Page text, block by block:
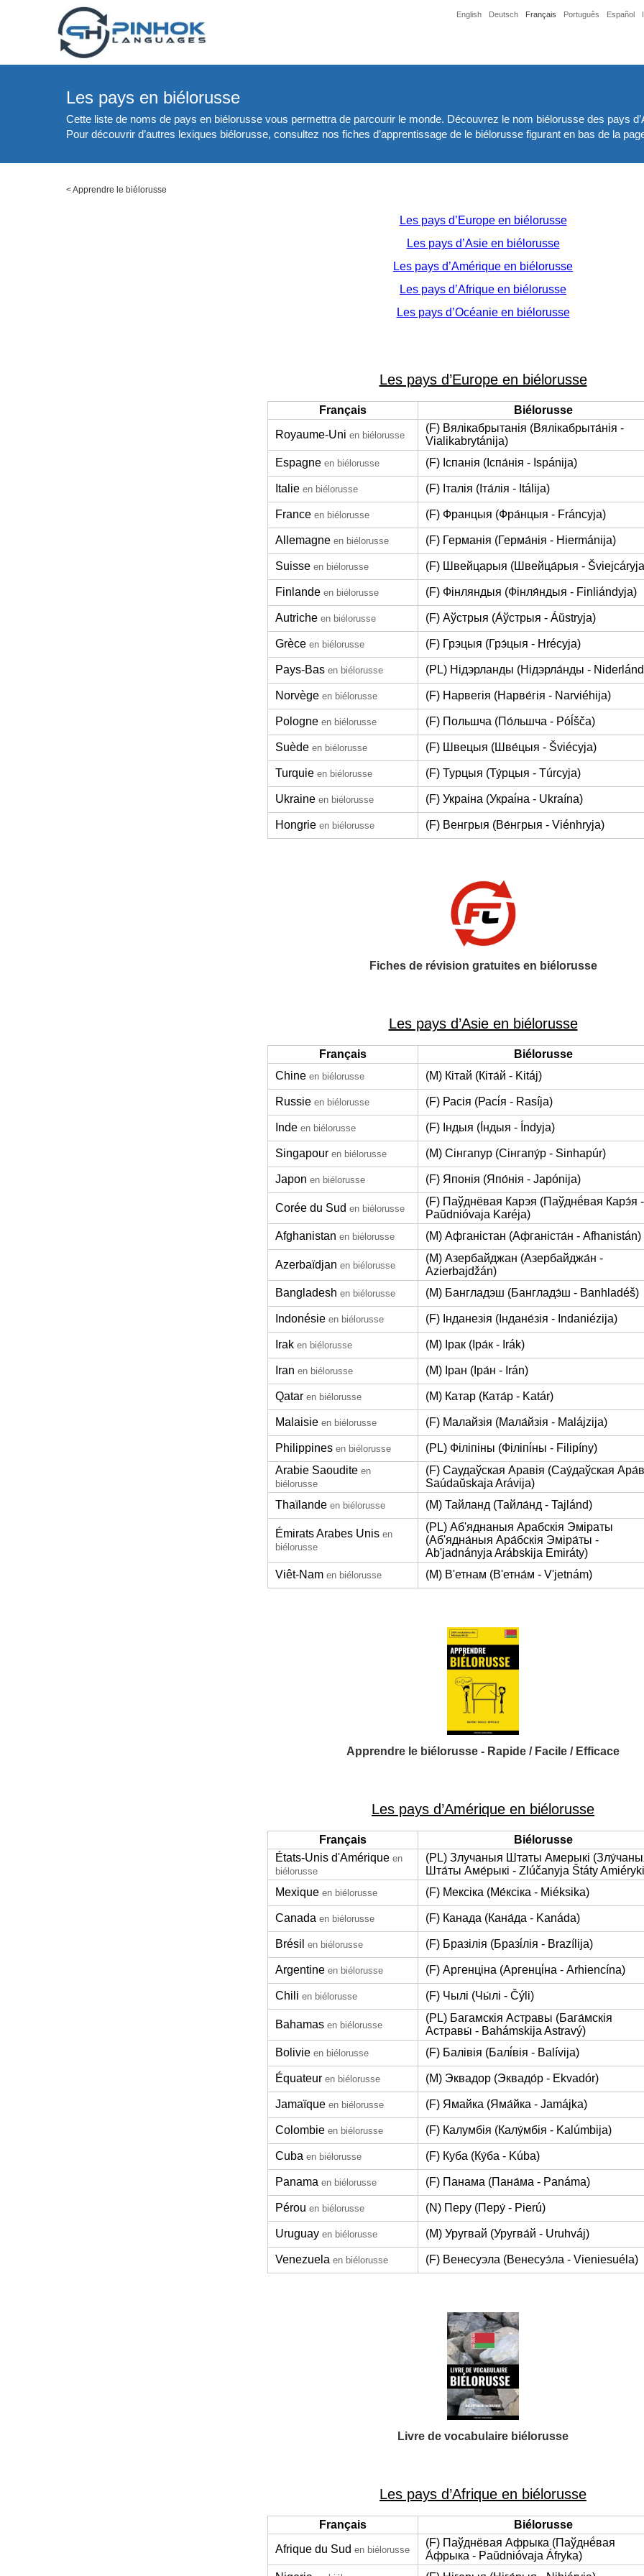
English Deutsch Français Português Español
Les pays en biélorusse
Cette liste de noms de pays en biélorusse vous permettra de parcourir le monde. Découvrez le nom biélorusse des pays
Pour découvrir d’autres lexiques biélorusse, consultez nos fiches d’apprentissage de le biélorusse figurant en bas de la
<Apprendre le biélorusse
Les pays d’Europe en biélorusse
Les pays d’Asie en biélorusse
Les pays d’Amérique en biélorusse
Les pays d’Afrique en biélorusse
Les pays d’Océanie en biélorusse
Les pays d’Europe en biélorusse
Français
Biélorusse
Royaume-Uni en biélorusse
(F) Вялікабрытанія (Вялікабрыта́нія -
Vialikabrytánija)
Espagne en biélorusse (F) Іспанія (Іспа́нія - Ispánija)
Italie en biélorusse (F) Італія (Іта́лія - Itálija)
France en biélorusse (F) Францыя (Фра́нцыя - Fráncyja)
Allemagne en biélorusse (F) Германія (Герма́нія - Hiermánija)
Suisse en biélorusse (F) Швейцарыя (Швейца́рыя -
Finlande en biélorusse (F) Фінляндыя (Фінля́ндыя - Finliándyja)
Autriche en biélorusse (F) Аўстрыя (А́ўстрыя - Áŭstryja)
Grèce en biélorusse (F) Грэцыя (Грэ́цыя - Hrécyja)
Pays-Bas en biélorusse (PL) Нідэрланды (Нідэрла́нды -
Norvège en biélorusse (F) Нарвегія (Нарве́гія - Narviéhija)
Pologne en biélorusse (F) Польшча (По́льшча - Póĺšča)
Suède en biélorusse (F) Швецыя (Шве́цыя - Šviécyja)
Turquie en biélorusse (F) Турцыя (Ту́рцыя - Túrcyja)
Ukraine en biélorusse (F) Украіна (Украі́на - Ukraína)
Hongrie en biélorusse (F) Венгрыя (Ве́нгрыя - Viénhryja)
Fiches de révision gratuites en biélorusse
Les pays d’Asie en biélorusse
Français
Biélorusse
Chine en biélorusse (M) Кітай (Кіта́й - Kitáj)
Russie en biélorusse (F) Расія (Расі́я - Rasíja)
Inde en biélorusse (F) Індыя (І́ндыя - Índyja)
Singapour en biélorusse (M) Сінгапур (Сінгапу́р - Sinhapúr)
Japon en biélorusse (F) Японія (Япо́нія - Japónija)
Corée du Sud en biélorusse
(F) Паўднёвая Карэя (Паўднё́вая Карэ́я -
Paŭdnióvaja Karéja)
Afghanistan en biélorusse (M) Афганістан (Афганіста́н - Afhanistán)
Azerbaïdjan en biélorusse
(M) Азербайджан (Азербайджа́н -
Azierbajdžán)
Bangladesh en biélorusse (M) Бангладэш (Бангладэ́ш - Banhladéš)
Indonésie en biélorusse (F) Інданезія (Індане́зія - Indaniézija)
Irak en biélorusse (M) Ірак (Іра́к - Irák)
Iran en biélorusse (M) Іран (Іра́н - Irán)
Qatar en biélorusse (M) Катар (Ката́р - Katár)
Malaisie en biélorusse (F) Малайзія (Мала́йзія - Malájzija)
Philippines en biélorusse
(PL) Філіпіны (Філіпі́ны - Filipíny)
Arabie Saoudite en
biélorusse
(F) Саудаўская Аравія (Сау́даўская
Saúdaŭskaja Arávija)
Thaïlande en biélorusse (M) Тайланд (Тайла́нд - Tajlánd)
Émirats Arabes Unis en
biélorusse
(PL) Аб'яднаныя Арабскія Эміраты
(Аб'ядна́ныя Ара́бскія Эміра́ты -
Ab'jadnányja Arábskija Emiráty)
Viêt-Nam en biélorusse (M) В'етнам (В'етна́м - V'jetnám)
Apprendre le biélorusse - Rapide / Facile / Efficace
Les pays d’Amérique en biélorusse
Français
Biélorusse
États-Unis d'Amérique en
biélorusse
(PL) Злучаныя Штаты Амерыкі
Шта́ты Аме́рыкі - Zlúčanyja Štáty
Mexique en biélorusse (F) Мексіка (Ме́ксіка - Miéksika)
Canada en biélorusse (F) Канада (Кана́да - Kanáda)
Brésil en biélorusse (F) Бразілія (Бразі́лія - Brazílija)
Argentine en biélorusse (F) Аргенціна (Аргенці́на - Arhiencína)
Chili en biélorusse (F) Чылі (Чы́лі - Čýli)
Bahamas en biélorusse
(PL) Багамскія Астравы (Бага́мскія
Астравы́ - Bahámskija Astravý)
Bolivie en biélorusse (F) Балівія (Балі́вія - Balívija)
Équateur en biélorusse (M) Эквадор (Эквадо́р - Ekvadór)
Jamaïque en biélorusse (F) Ямайка (Яма́йка - Jamájka)
Colombie en biélorusse (F) Калумбія (Калу́мбія - Kalúmbija)
Cuba en biélorusse (F) Куба (Ку́ба - Kúba)
Panama en biélorusse (F) Панама (Пана́ма - Panáma)
Pérou en biélorusse (N) Перу (Перу́ - Pierú)
Uruguay en biélorusse (M) Уругвай (Уругва́й - Uruhváj)
Venezuela en biélorusse (F) Венесуэла (Венесуэ́ла - Vieniesuéla)
Livre de vocabulaire biélorusse
Les pays d’Afrique en biélorusse
Français
Biélorusse
Afrique du Sud en biélorusse
(F) Паўднёвая Афрыка (Паўднё́вая
А́фрыка - Paŭdnióvaja Áfryka)